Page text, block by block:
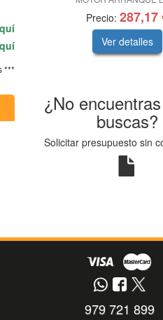
***
Precio: 287,17
Ver detalles
¿No
buscas?
Solicitar presupuesto sin
979 721 899